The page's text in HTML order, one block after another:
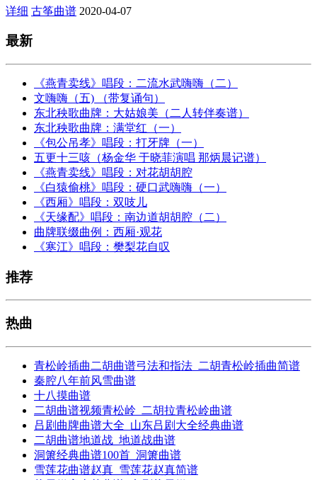
详细 古筝曲谱 2020-04-07
最新
《燕青卖线》唱段：二流水武嗨嗨（二）
文嗨嗨（五) （带复诵句）
东北秧歌曲牌：大姑娘美（二人转伴奏谱）
东北秧歌曲牌：满堂红（一）
《包公吊孝》唱段：打牙牌（一）
五更十三咳（杨金华 于晓菲演唱 那炳晨记谱）
《燕青卖线》唱段：对花胡胡腔
《白猿偷桃》唱段：硬口武嗨嗨（一）
《西厢》唱段：双吱儿
《天缘配》唱段：南边道胡胡腔（二）
曲牌联缀曲例：西厢·观花
《寒江》唱段：樊梨花自叹
推荐
热曲
青松岭插曲二胡曲谱弓法和指法_二胡青松岭插曲简谱
秦腔八年前风雪曲谱
十八摸曲谱
二胡曲谱视频青松岭_二胡拉青松岭曲谱
吕剧曲牌曲谱大全_山东吕剧大全经典曲谱
二胡曲谱地道战_地道战曲谱
洞箫经典曲谱100首_洞箫曲谱
雪莲花曲谱赵真_雪莲花赵真简谱